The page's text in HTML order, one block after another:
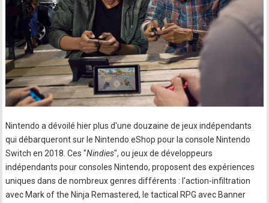
Nintendo a dévoilé hier plus d'une douzaine de jeux indépendants
qui débarqueront sur le Nintendo eShop pour la console Nintendo
Switch en 2018. Ces "Nindies", ou jeux de développeurs
indépendants pour consoles Nintendo, proposent des expériences
uniques dans de nombreux genres différents : l'action-infiltration
avec Mark of the Ninja Remastered, le tactical RPG avec Banner